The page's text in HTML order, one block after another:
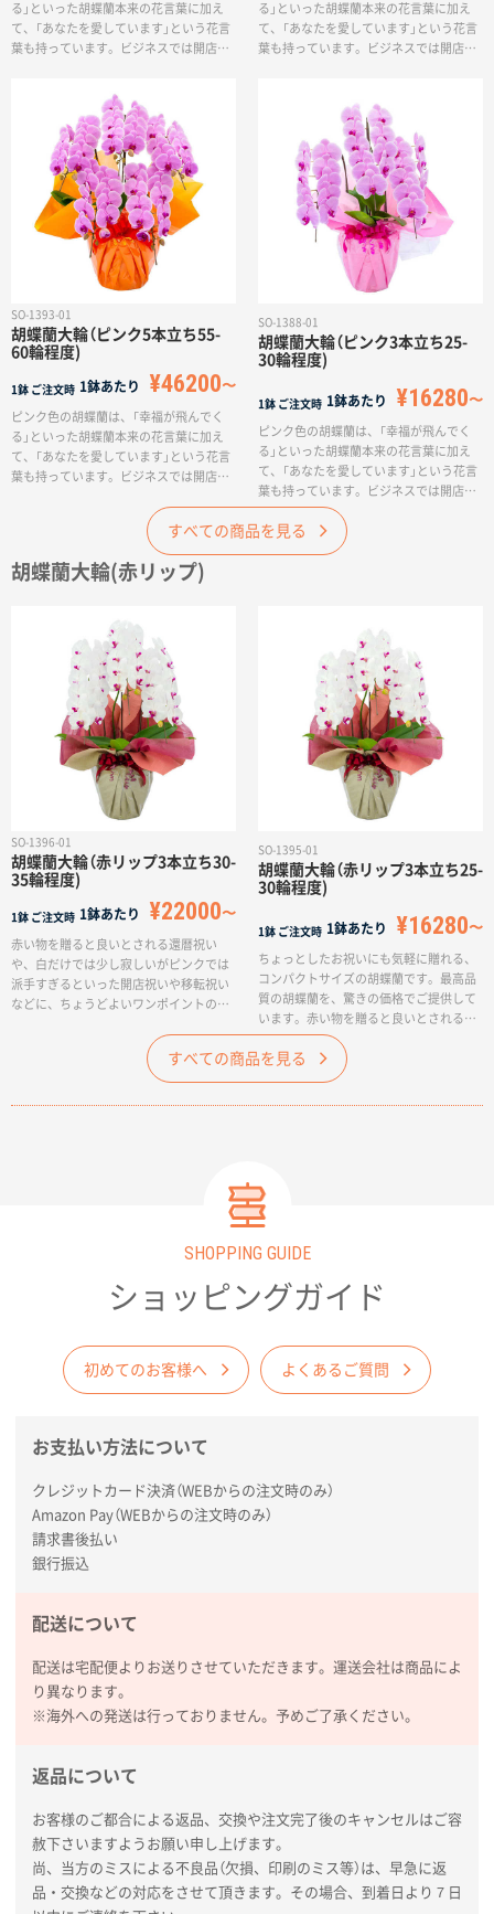
る」といった胡蝶蘭本来の花言葉に加え
て、「あなたを愛しています」という花言
葉も持っています。ビジネスでは開店祝
母の日などでも贈られることが多い商品
です。2万円程度のご予算や、とにかく無
難なものを贈りたいという方はこちらの
胡蝶蘭をお選びください。いわゆる1本1
万円クラスの胡蝶蘭を3本立てで。お求め
やすい価格にてご提供させていただきま
す。※輪数は、通常つぼみを含んでおり
ます。(通常ですと3日程度で満開になり
ますが、最初から満開をご希望の場合は
個別にご相談くださいませ)
る」といった胡蝶蘭本来の花言葉に加え
て、「あなたを愛しています」という花言
葉も持っています。ビジネスでは開店祝
母の日などでも贈られることが多い商品
です。3万円程度までのご予算や、ワンラ
ンク上の商品を贈りたいという方はこち
らの胡蝶蘭をお選びください。1本1万円
クラスの一般的な胡蝶蘭よりもさらに豪
華な3本立て。お求めやすい価格にてご提
供させていただきます。※輪数は、通常
つぼみを含んでおります。(通常ですと3
日程度で満開になりますが、最初から満
開をご希望の場合は個別にご相談くださ
SO-1393-01
胡蝶蘭大輪（ピンク5本立ち55-
60輪程度)
1鉢 ご注文時 1鉢あたり ¥46200
ピンク色の胡蝶蘭は、「幸福が飛んでく
る」といった胡蝶蘭本来の花言葉に加え
て、「あなたを愛しています」という花言
葉も持っています。ビジネスでは開店祝
を。迫力満点の輪数。ビジネス用途での
ワンランク上のお祝いに大人気の商品で
す。最高級の胡蝶蘭を、惜しみなく贅沢
に。万全の品質でお届けいたします。※
が、最初から満開をご希望の場合は個別
にご相談くださいませ)
SO-1388-01
胡蝶蘭大輪（ピンク3本立ち25-
30輪程度)
1鉢 ご注文時 1鉢あたり ¥16280
ピンク色の胡蝶蘭は、「幸福が飛んでく
る」といった胡蝶蘭本来の花言葉に加え
て、「あなたを愛しています」という花言
葉も持っています。ビジネスでは開店祝
いや公演祝いなどで一味違う華やかさ
を。また、家族や大切な友人の誕生日や
母の日などでも贈られることが多い商品
の胡蝶蘭を、輪数控えめでご用意いたし
ます。※輪数は、通常つぼみを含んでお
ります。(通常ですと3日程度で満開にな
りますが、最初から満開をご希望の場合
は個別にご相談くださいませ)
すべての商品を見る
胡蝶蘭大輪(赤リップ)
SO-1396-01
胡蝶蘭大輪（赤リップ3本立ち30-
35輪程度)
1鉢 ご注文時 1鉢あたり ¥22000
赤い物を贈ると良いとされる還暦祝い
や、白だけでは少し寂しいがピンクでは
派手すぎるといった開店祝いや移転祝い
などに、ちょうどよいワンポイントのあ
ご予算や、とにかく無難なものを贈りた
いという方はこちらの胡蝶蘭をお選びく
ださい。いわゆる1本1万円クラスの胡蝶
蘭を3本立てで。お求めやすい価格にてご
SO-1395-01
胡蝶蘭大輪（赤リップ3本立ち25-
30輪程度)
1鉢 ご注文時 1鉢あたり ¥16280
ちょっとしたお祝いにも気軽に贈れる、
コンパクトサイズの胡蝶蘭です。最高品
質の胡蝶蘭を、驚きの価格でご提供して
います。赤い物を贈ると良いとされる還
暦祝いや、白だけでは少し寂しいがピン
クでは派手すぎるといった開店祝いや移
転祝いなどに、ちょうどよいワンポイン
開をご希望の場合は個別にご相談くださ
いませ)
すべての商品を見る
SHOPPING GUIDE
ショッピングガイド
初めてのお客様へ よくあるご質問
お支払い方法について
クレジットカード決済（WEBからの注文時のみ）
Amazon Pay（WEBからの注文時のみ）
請求書後払い
銀行振込
配送について
配送は宅配便よりお送りさせていただきます。運送会社は商品によ
り異なります。
※海外への発送は行っておりません。予めご了承ください。
返品について
お客様のご都合による返品、交換や注文完了後のキャンセルはご容
赦下さいますようお願い申し上げます。
尚、当方のミスによる不良品（欠損、印刷のミス等）は、早急に返
品・交換などの対応をさせて頂きます。その場合、到着日より７日